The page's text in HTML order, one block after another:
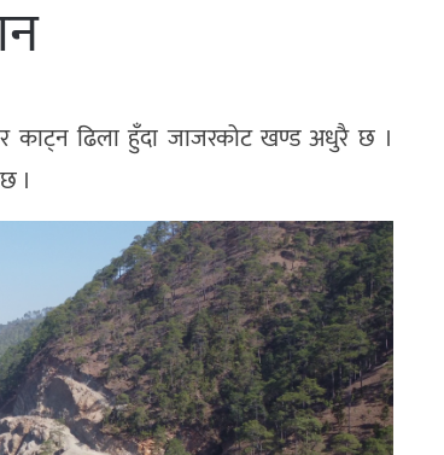
काट्न ढिला हुँदा जाजरकोट खण्ड अधुरै छ ।
।